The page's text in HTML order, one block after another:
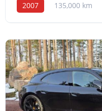
2007 135,000 km